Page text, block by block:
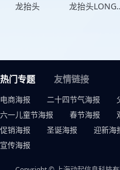
龙抬头 龙抬头
热门专题 友情链接
电商海报 二十四节气海报
六一儿童节海报
春节海报
促销海报
圣诞海报 迎新海
宣传海报